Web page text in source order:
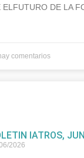
ELFUTURO DE LA
comentarios
IATROS,
2026